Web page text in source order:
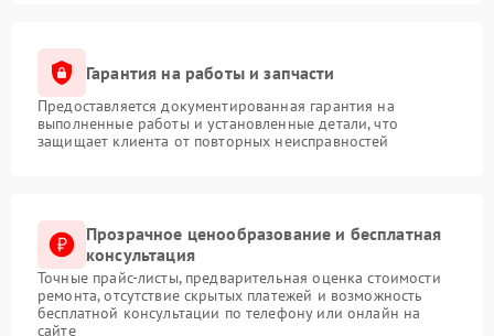
Гарантия на работы и запчасти
Предоставляется документированная гарантия на
выполненные работы и установленные детали, что
защищает клиента от повторных неисправностей
Прозрачное ценообразование и бесплатная
консультация
Точные прайс-листы, предварительная оценка стоимости
ремонта, отсутствие скрытых платежей и возможность
бесплатной консультации по телефону или онлайн на
сайте